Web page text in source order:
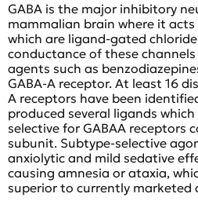
GABA is the major inhibitory
mammalian brain where it acts
which are ligand-gated
conductance of these
agents such as
GABA-A receptor. At least 16
A receptors have been
produced several ligands
selective for GABAA receptors
subunit. Subtype-selective
anxiolytic and mild sedative
causing amnesia or ataxia,
superior to currently marketed